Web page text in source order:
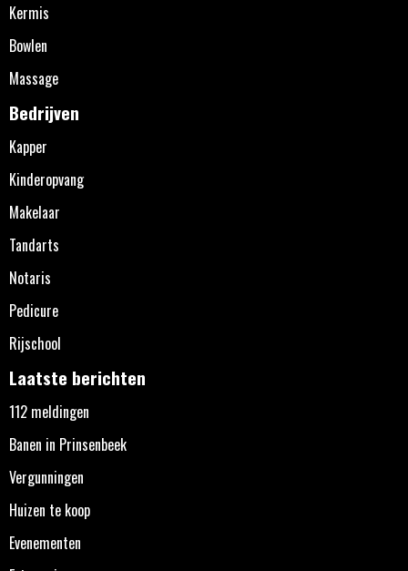
Kermis
Bowlen
Massage
Bedrijven
Kapper
Kinderopvang
Makelaar
Tandarts
Notaris
Pedicure
Rijschool
Laatste berichten
112 meldingen
Banen in Prinsenbeek
Vergunningen
Huizen te koop
Evenementen